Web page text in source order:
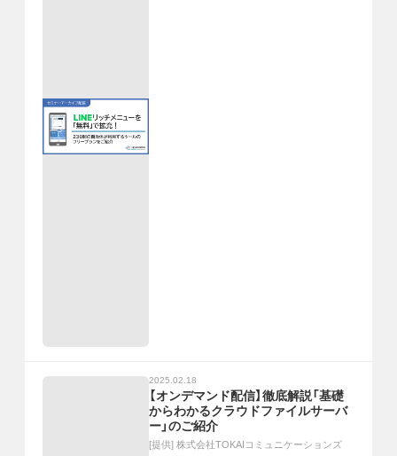
2025.02.18
【オンデマンド配信】徹底解説「基礎
からわかるクラウドファイルサーバ
ー」のご紹介
[提供] 株式会社TOKAIコミュニケーションズ